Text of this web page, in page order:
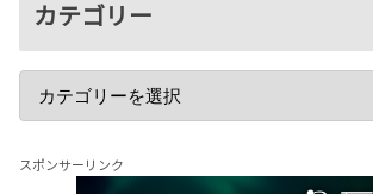
カテゴリー
スポンサーリンク